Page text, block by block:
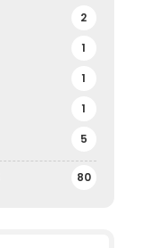
80
2
1
1
1
5